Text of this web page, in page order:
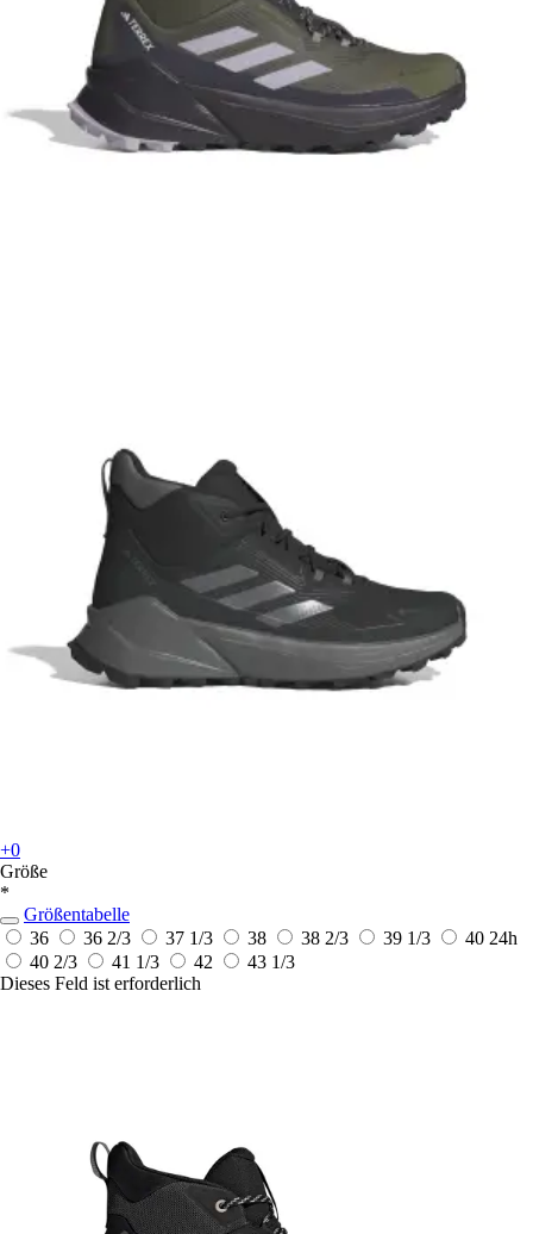
+0
Größe
*
Größentabelle
36
36 2/3 37 1/3 38 38 2/3 39 1/3 40 24h
40 2/3
41 1/3 42
43 1/3
Dieses Feld ist erforderlich